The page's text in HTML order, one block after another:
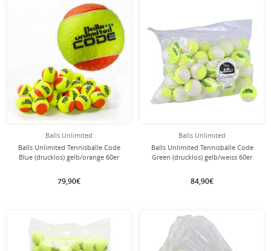
Balls Unlimited
Balls Unlimited Tennisbälle Code
Blue (drucklos) gelb/orange 60er
79,90€
Balls Unlimited
Balls Unlimited Tennisbälle Code
Green (drucklos) gelb/weiss 60er
84,90€